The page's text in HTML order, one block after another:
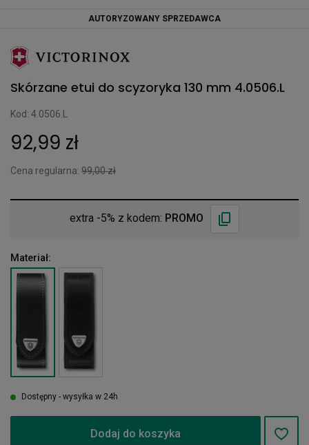
AUTORYZOWANY SPRZEDAWCA
Skórzane etui do scyzoryka 130 mm 4.0506.L
Kod: 4.0506.L
92,99 zł
Cena regularna: 99,00 zł
extra -5% z kodem: PROMO
Materiał:
Dostępny - wysyłka w 24h
Dodaj do koszyka